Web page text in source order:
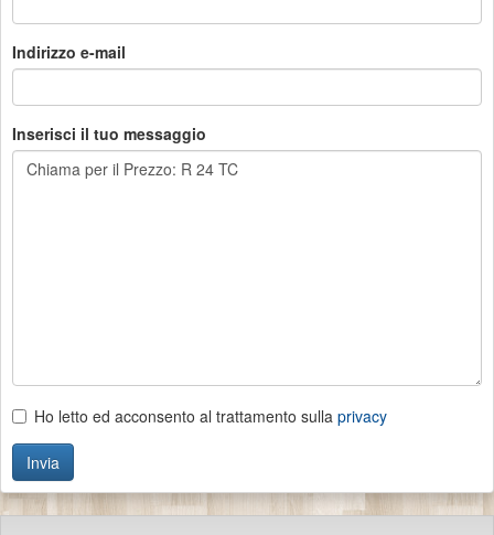
Indirizzo e-mail
Inserisci il tuo messaggio
Ho letto ed acconsento al trattamento sulla privacy